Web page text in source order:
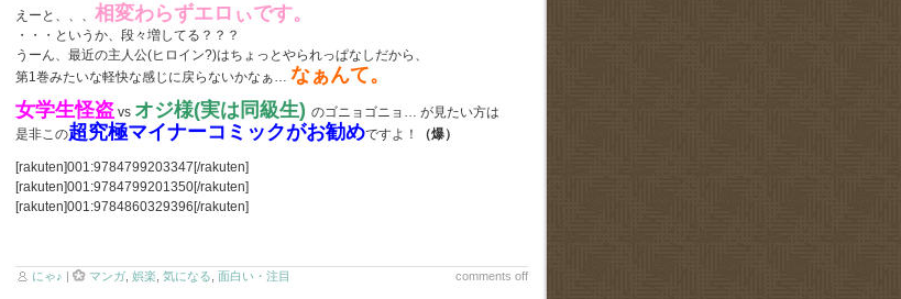
えーと、、、相変わらずエロぃです。
・・・というか、段々増してる？？？
うーん、最近の主人公(ヒロイン?)はちょっとやられっぱなしだから、
第1巻みたいな軽快な感じに戻らないかなぁ…なぁんて。
女学生怪盗 vs オジ様(実は同級生) のゴニョゴニョ… が見たい方は
是非この超究極マイナーコミックがお勧めですよ！ （爆）
[rakuten]001:9784799203347[/rakuten]
[rakuten]001:9784799201350[/rakuten]
[rakuten]001:9784860329396[/rakuten]
comments off
にゃ♪ | マンガ,娯楽,気になる, 面白い・注目